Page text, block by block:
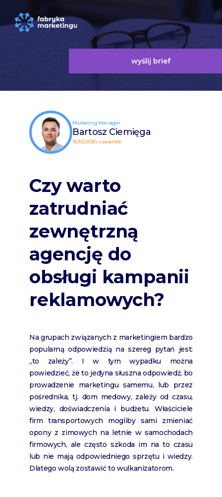
wyślij brief
Marketing Manager
Bartosz Ciemięga
15/10/2020, czwartek
Czy warto
zatrudniać
zewnętrzną
agencję do
obsługi kampanii
reklamowych?
Na grupach związanych z marketingiem bardzo
popularną odpowiedzią na szereg pytań jest:
„to zależy”. I w tym wypadku można
powiedzieć, że to jedyna słuszna odpowiedź, bo
prowadzenie marketingu samemu, lub przez
pośrednika, tj. dom medowy, zależy od czasu,
wiedzy, doświadczenia i budżetu. Właściciele
firm transportowych mogliby sami zmieniać
opony z zimowych na letnie w samochodach
firmowych, ale często szkoda im na to czasu
lub nie mają odpowiedniego sprzętu i wiedzy.
Dlatego wolą zostawić to wulkanizatorom.